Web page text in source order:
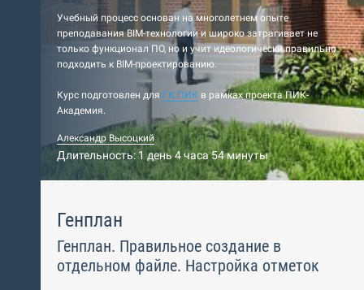
Учебный процесс основан на многолетнем опыте
преподавания BIM-технологии и широко затрагивает не
только функционал ПО, но и учит идеологически правильно
подходить к BIM-проектированию.
Курс подготовлен для ГК ПИК в рамках проекта ПИК-
Академия.
Александр Высоцкий
Длительность: 1 день 4 часа 54 минуты
Генплан
Генплан. Правильное создание в
отдельном файле. Настройка отметок